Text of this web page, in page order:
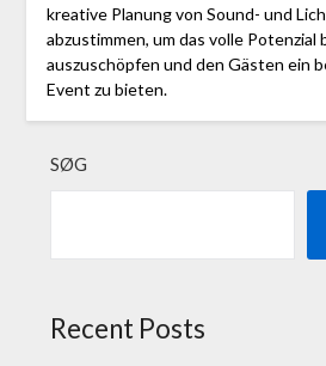
kreative Planung von Sound- und
abzustimmen, um das volle Potenzial
auszuschöpfen und den Gästen ein
Event zu bieten.
SØG
Recent Posts